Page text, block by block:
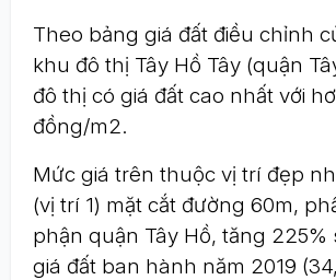
Theo bảng giá đất điều chỉnh
khu đô thị Tây Hồ Tây (quận
đô thị có giá đất cao nhất với
đồng/m2.
Mức giá trên thuộc vị trí đẹp
(vị trí 1) mặt cắt đường 60m,
phận quận Tây Hồ, tăng 225%
giá đất ban hành năm 2019